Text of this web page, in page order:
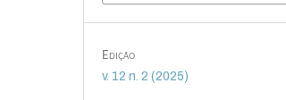
Edição
v. 12 n. 2 (2025)